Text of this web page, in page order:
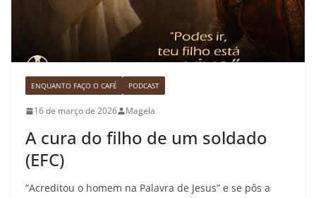
ENQUANTO FAÇO O CAFÉ PODCAST
16 de março de 2026 Magela
A cura do filho de um soldado
(EFC)
“Acreditou o homem na Palavra de Jesus” e se pôs a